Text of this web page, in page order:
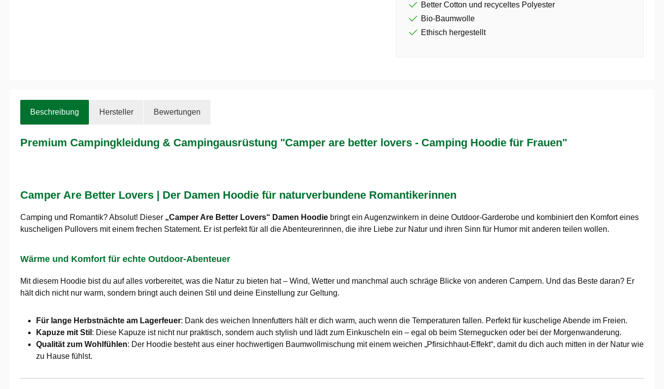
Better Cotton und recyceltes Polyester
Bio-Baumwolle
Ethisch hergestellt
Beschreibung Hersteller Bewertungen
Premium Campingkleidung & Campingausrüstung "Camper are better lovers - Camping Hoodie für Frauen"
Camper Are Better Lovers | Der Damen Hoodie für naturverbundene Romantikerinnen
Camping und Romantik? Absolut! Dieser „Camper Are Better Lovers“ Damen Hoodie bringt ein Augenzwinkern in deine Outdoor-Garderobe und kombiniert den Komfort eines
kuscheligen Pullovers mit einem frechen Statement. Er ist perfekt für all die Abenteurerinnen, die ihre Liebe zur Natur und ihren Sinn für Humor mit anderen teilen wollen.
Wärme und Komfort für echte Outdoor-Abenteuer
Mit diesem Hoodie bist du auf alles vorbereitet, was die Natur zu bieten hat – Wind, Wetter und manchmal auch schräge Blicke von anderen Campern. Und das Beste daran? Er
hält dich nicht nur warm, sondern bringt auch deinen Stil und deine Einstellung zur Geltung.
Für lange Herbstnächte am Lagerfeuer: Dank des weichen Innenfutters hält er dich warm, auch wenn die Temperaturen fallen. Perfekt für kuschelige Abende im Freien.
Kapuze mit Stil : Diese Kapuze ist nicht nur praktisch, sondern auch stylish und lädt zum Einkuscheln ein – egal ob beim Sternegucken oder bei der Morgenwanderung.
Qualität zum Wohlfühlen: Der Hoodie besteht aus einer hochwertigen Baumwollmischung mit einem weichen „Pfirsichhaut-Effekt“, damit du dich auch mitten in der Natur wie
zu Hause fühlst.